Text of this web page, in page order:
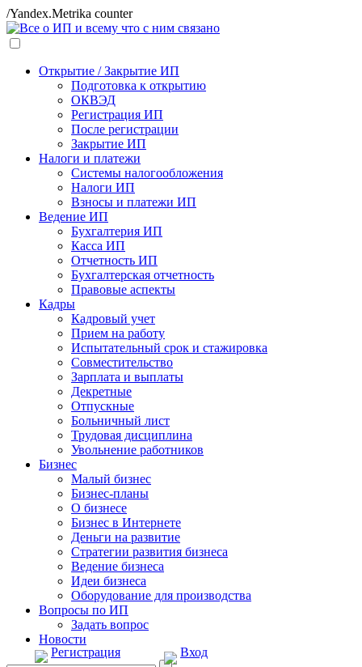
/Yandex.Metrika counter
Открытие / Закрытие ИП
Подготовка к открытию
ОКВЭД
Регистрация ИП
После регистрации
Закрытие ИП
Налоги и платежи
Системы налогообложения
Налоги ИП
Взносы и платежи ИП
Ведение ИП
Бухгалтерия ИП
Касса ИП
Отчетность ИП
Бухгалтерская отчетность
Правовые аспекты
Кадры
Кадровый учет
Прием на работу
Испытательный срок и стажировка
Совместительство
Зарплата и выплаты
Декретные
Отпускные
Больничный лист
Трудовая дисциплина
Увольнение работников
Бизнес
Малый бизнес
Бизнес-планы
О бизнесе
Бизнес в Интернете
Деньги на развитие
Стратегии развития бизнеса
Ведение бизнеса
Идеи бизнеса
Оборудование для производства
Вопросы по ИП
Задать вопрос
Новости
Регистрация
Вход